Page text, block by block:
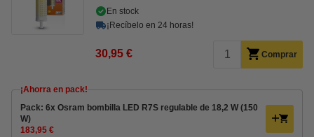
En stock
¡Recíbelo en 24 horas!
30,95 € Comprar
¡Ahorra en pack!
Pack: 6x Osram bombilla LED R7S regulable de 18,2 W (150
W)
183,95 €